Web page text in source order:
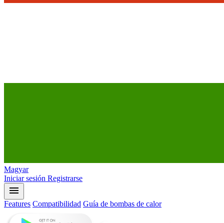
Magyar
Iniciar sesión Registrarse
menu
Features Compatibilidad Guía de bombas de calor